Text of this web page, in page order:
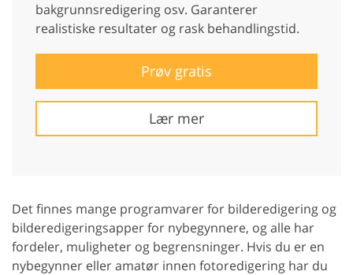
bakgrunnsredigering osv. Garanterer
realistiske resultater og rask behandlingstid.
Prøv gratis
Lær mer
Det finnes mange programvarer for bilderedigering og
bilderedigeringsapper for nybegynnere, og alle har
fordeler, muligheter og begrensninger. Hvis du er en
nybegynner eller amatør innen fotoredigering har du